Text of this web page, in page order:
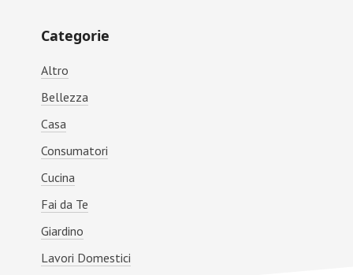
Primary
Sidebar
Categorie
Altro
Bellezza
Casa
Consumatori
Cucina
Fai da Te
Giardino
Lavori Domestici